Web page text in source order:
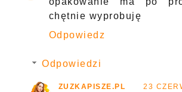
chętnie wyprobuję
Odpowiedz
Odpowiedzi
ZUZKAPISZE.PL
23